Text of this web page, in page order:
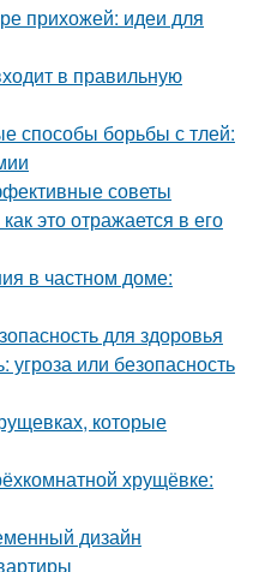
прихожей: идеи для
в правильную
способы борьбы с тлей:
советы
это отражается в его
в частном доме:
для здоровья
угроза или безопасность
которые
хрущёвке:
дизайн